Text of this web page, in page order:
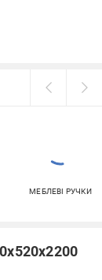
МЕБЛЕВІ РУЧКИ